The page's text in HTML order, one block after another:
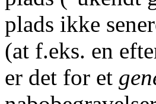
plads ikke
(at f.eks. en
er det for et